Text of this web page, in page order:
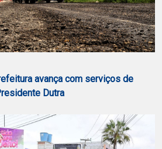
avança com serviços de
Dutra